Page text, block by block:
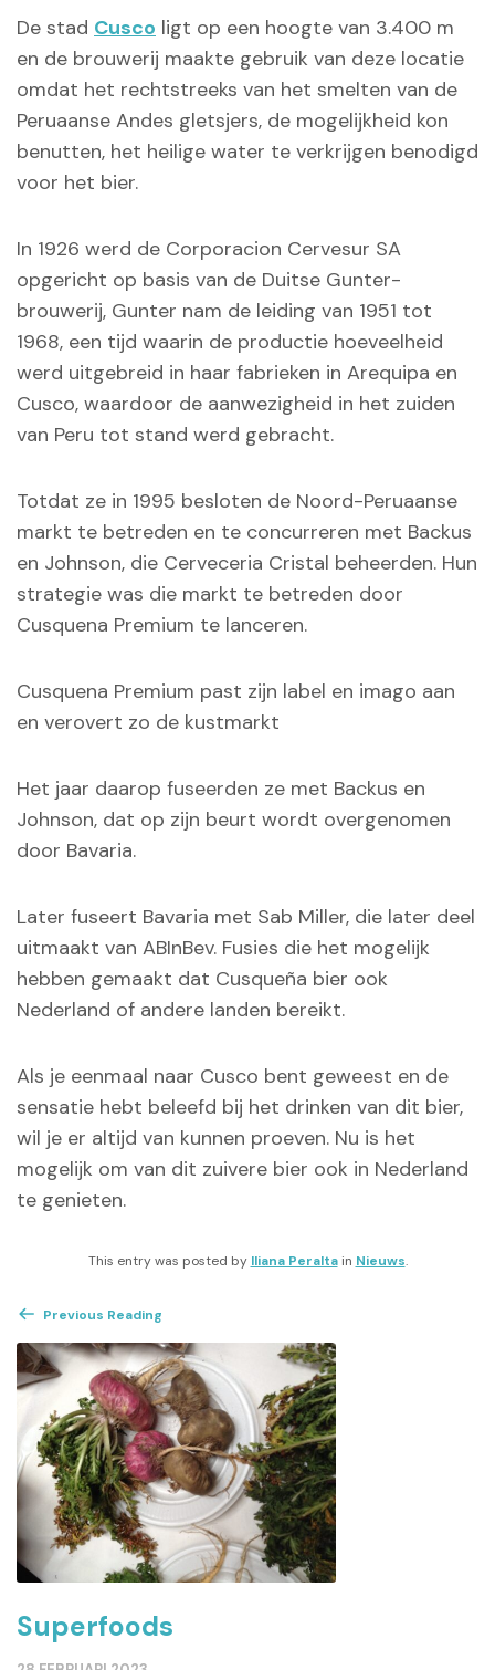
De stad Cusco ligt op een hoogte van 3.400 m
en de brouwerij maakte gebruik van deze locatie
omdat het rechtstreeks van het smelten van de
Peruaanse Andes gletsjers, de mogelijkheid kon
benutten, het heilige water te verkrijgen benodigd
voor het bier.
In 1926 werd de Corporacion Cervesur SA
opgericht op basis van de Duitse Gunter-
brouwerij, Gunter nam de leiding van 1951 tot
1968, een tijd waarin de productie hoeveelheid
werd uitgebreid in haar fabrieken in Arequipa en
Cusco, waardoor de aanwezigheid in het zuiden
van Peru tot stand werd gebracht.
Totdat ze in 1995 besloten de Noord-Peruaanse
markt te betreden en te concurreren met Backus
en Johnson, die Cerveceria Cristal beheerden. Hun
strategie was die markt te betreden door
Cusquena Premium te lanceren.
Cusquena Premium past zijn label en imago aan
en verovert zo de kustmarkt
Het jaar daarop fuseerden ze met Backus en
Johnson, dat op zijn beurt wordt overgenomen
door Bavaria.
Later fuseert Bavaria met Sab Miller, die later deel
uitmaakt van ABInBev. Fusies die het mogelijk
hebben gemaakt dat Cusqueña bier ook
Nederland of andere landen bereikt.
Als je eenmaal naar Cusco bent geweest en de
sensatie hebt beleefd bij het drinken van dit bier,
wil je er altijd van kunnen proeven. Nu is het
mogelijk om van dit zuivere bier ook in Nederland
te genieten.
This entry was posted by Iliana Peraltain Nieuws.
Previous Reading
Superfoods